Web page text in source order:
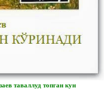
таваллуд топган кун